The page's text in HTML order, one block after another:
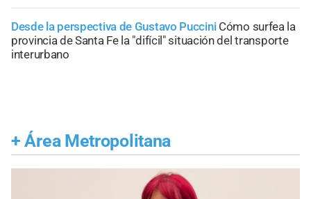
Desde la perspectiva de Gustavo Puccini Cómo surfea la
provincia de Santa Fe la "difícil" situación del transporte
interurbano
+ Área Metropolitana